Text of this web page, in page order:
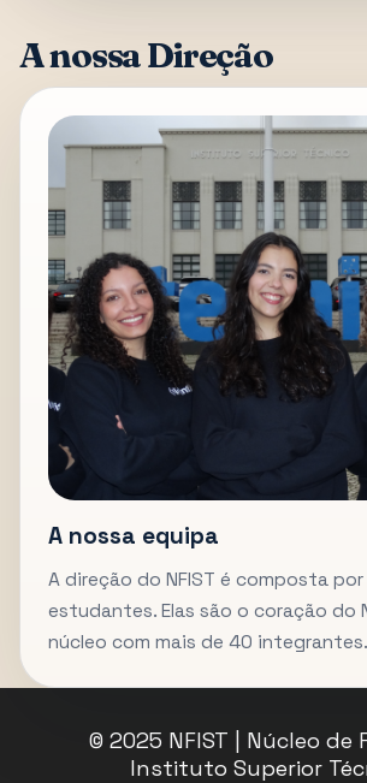
A nossa Direção
A nossa equipa
A direção do NFIST é composta
estudantes. Elas são o coração do
núcleo com mais de 40 integrantes.
© 2025 NFIST | Núcleo de
Instituto Superior